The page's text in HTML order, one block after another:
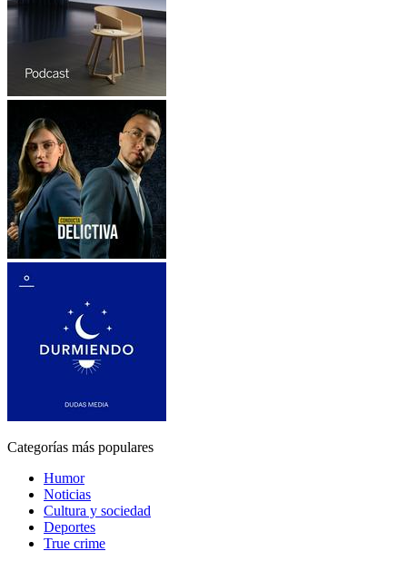
Categorías más populares
Humor
Noticias
Cultura y sociedad
Deportes
True crime